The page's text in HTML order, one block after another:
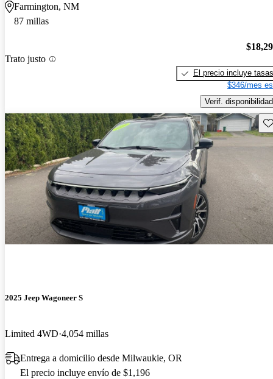
Farmington, NM
87 millas
Trato justo
El precio incluye tasas
$346/mes
Verif. disponibilidad
2025 Jeep Wagoneer S
Limited 4WD 4,054 millas
Entrega a domicilio desde Milwaukie, OR
El precio incluye envío de $1,196